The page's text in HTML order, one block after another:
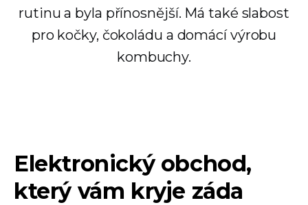
rutinu a byla přínosnější. Má také slabost
pro kočky, čokoládu a domácí výrobu
kombuchy.
Elektronický obchod,
který vám kryje záda